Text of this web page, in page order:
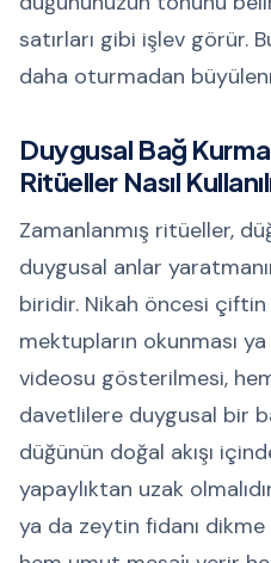
satırları gibi işlev görür.
daha oturmadan
Duygusal Bağ
Ritüeller Nasıl
Zamanlanmış ritüeller,
duygusal anlar
biridir. Nikah öncesi çiftin
mektupların okunması
videosu gösterilmesi,
davetlilere duygusal bir
düğünün doğal akışı
yapaylıktan uzak
ya da zeytin fidanı